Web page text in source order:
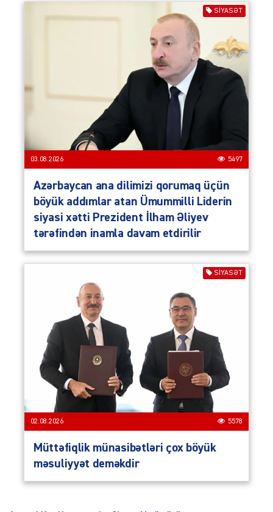
SIYASƏT
03.08.2026 5497
Azərbaycan ana dilimizi qorumaq üçün
böyük addımlar atan Ümummilli Liderin
siyasi xətti Prezident İlham Əliyev
tərəfindən inamla davam etdirilir
SIYASƏT
02.08.2026 5578
Müttəfiqlik münasibətləri çox böyük
məsuliyyət deməkdir